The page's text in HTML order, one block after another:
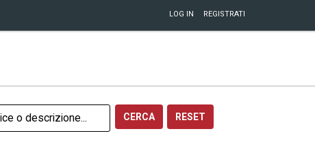
LOG IN REGISTRATI